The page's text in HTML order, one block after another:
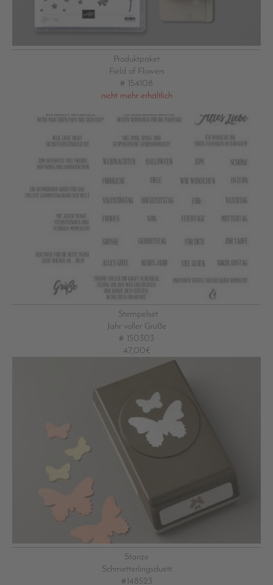
Produktpaket
Field of Flowers
# 154108
nicht mehr erhältlich
Stempelset
Jahr voller Grüße
# 150303
47,00€
Stanze
Schmetterlingsduett
#148523